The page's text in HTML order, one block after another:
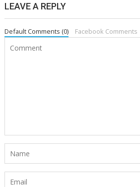
LEAVE A REPLY
Default Comments (0) Facebook Comments